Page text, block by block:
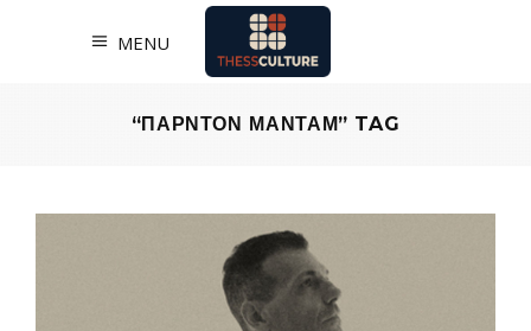
MENU
“ΠΑΡΝΤΟΝ ΜΑΝΤΑΜ” TAG